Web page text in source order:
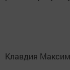
Клавдия